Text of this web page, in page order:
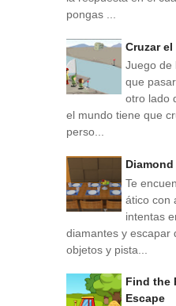
pongas ...
Cruzar
Juego de
que
otro lado
el mundo tiene que
perso...
Te
ático con
intentas
diamantes y escapar
objetos y pista...
Find the
Escape